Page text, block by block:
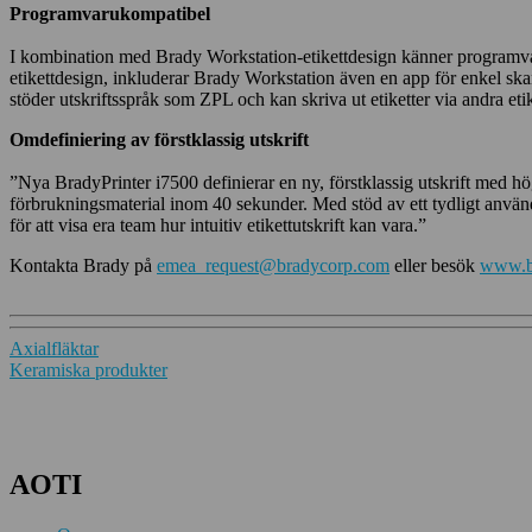
Programvarukompatibel
I kombination med Brady Workstation-etikettdesign känner
etikettdesign, inkluderar Brady Workstation även en app för enkel
stöder utskriftsspråk som ZPL och kan skriva ut etiketter via andra
Omdefiniering av förstklassig utskrift
”Nya BradyPrinter i7500 definierar en ny, förstklassig utskrift med
förbrukningsmaterial inom 40 sekunder. Med stöd av ett tydligt
för att visa era team hur intuitiv etikettutskrift kan vara.”
Kontakta Brady på emea_request@bradycorp.com eller besök
Inläggsnavigering
Axialfläktar
Keramiska produkter
AOTI